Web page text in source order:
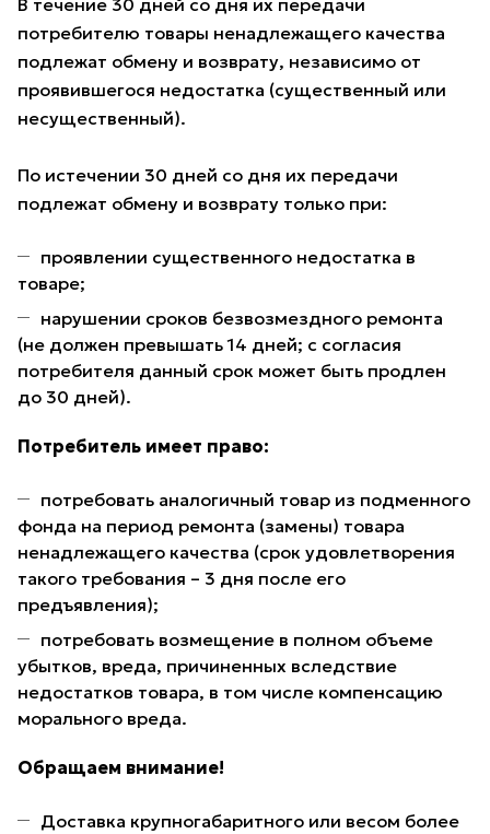
В течение 30 дней со дня их передачи
потребителю товары ненадлежащего качества
подлежат обмену и возврату, независимо от
проявившегося недостатка (существенный или
несущественный).
По истечении 30 дней со дня их передачи
подлежат обмену и возврату только при:
проявлении существенного недостатка в
товаре;
нарушении сроков безвозмездного ремонта
(не должен превышать 14 дней; с согласия
потребителя данный срок может быть продлен
до 30 дней).
Потребитель имеет право:
потребовать аналогичный товар из подменного
фонда на период ремонта (замены) товара
ненадлежащего качества (срок удовлетворения
такого требования – 3 дня после его
предъявления);
потребовать возмещение в полном объеме
убытков, вреда, причиненных вследствие
недостатков товара, в том числе компенсацию
морального вреда.
Обращаем внимание!
Доставка крупногабаритного или весом более